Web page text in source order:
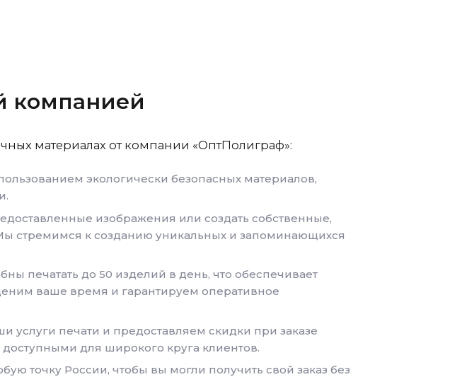
компанией
материалах от компании «ОптПолиграф»:
экологически безопасных материалов,
изображения или создать собственные,
стремимся к созданию уникальных и запоминающихся
печатать до 50 изделий в день, что обеспечивает
ваше время и гарантируем оперативное
печати и предоставляем скидки при заказе
для широкого круга клиентов.
точку России, чтобы вы могли получить свой заказ без